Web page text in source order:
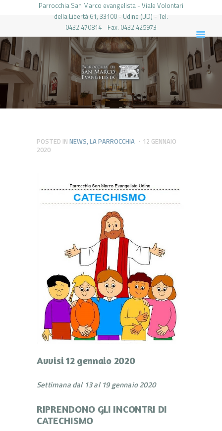
Parrocchia San Marco evangelista - Viale Volontari
della Libertá 61, 33100 - Udine (UD) - Tel.
0432.470814 - Fax. 0432.425973
PARROCCHIA DI SAN MARCO UDINE
HOME
LA PARROCCHIA
IL PARROCO
LE ATTIVITÀ
PIERABECH
FOTO E VIDEO
POSTED IN NEWS,LA PARROCCHIA
12 GENNAIO
2020
Avvisi 12 gennaio 2020
Settimana dal 13 al 19 gennaio 2020
RIPRENDONO GLI INCONTRI DI
CATECHISMO